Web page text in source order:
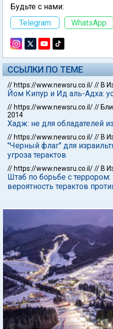
Будьте с нами:
Telegram
WhatsApp
ССЫЛКИ ПО ТЕМЕ
// https://www.newsru.co.il/// В
Йом Кипур и Ид аль-Адха:
// https://www.newsru.co.il///
2014
Хадж: не для обладателей
// https://www.newsru.co.il/// В
"Черный флаг" для
угроза терактов
// https://www.newsru.co.il/// В
Штаб по борьбе с
вероятность терактов